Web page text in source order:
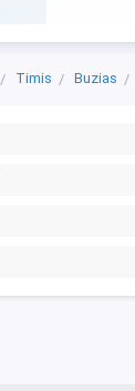
Timis Buzias